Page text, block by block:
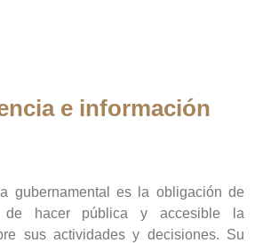
e información
gubernamental es la obligación de
de hacer pública y accesible la
sus actividades y decisiones. Su